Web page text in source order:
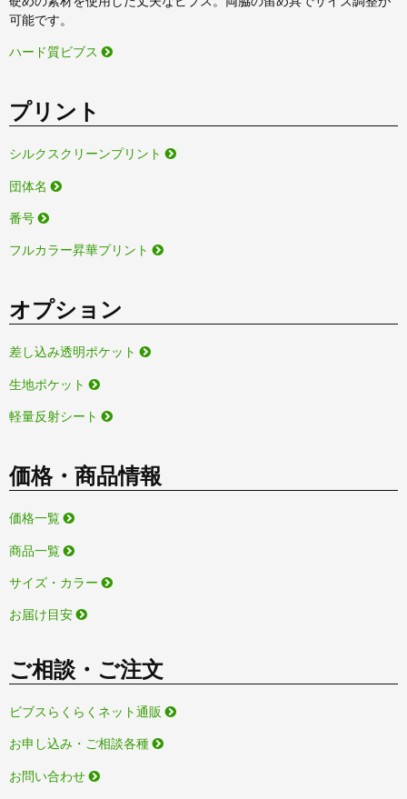
可能です。
ハード質ビブス
プリント
シルクスクリーンプリント
団体名
番号
フルカラー昇華プリント
オプション
差し込み透明ポケット
生地ポケット
軽量反射シート
価格・商品情報
価格一覧
商品一覧
サイズ・カラー
お届け目安
ご相談・ご注文
ビブスらくらくネット通販
お申し込み・ご相談各種
お問い合わせ